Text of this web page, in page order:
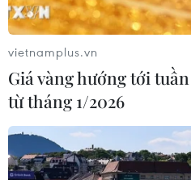
vietnamplus.vn
Giá vàng hướng tới
từ tháng 1/2026